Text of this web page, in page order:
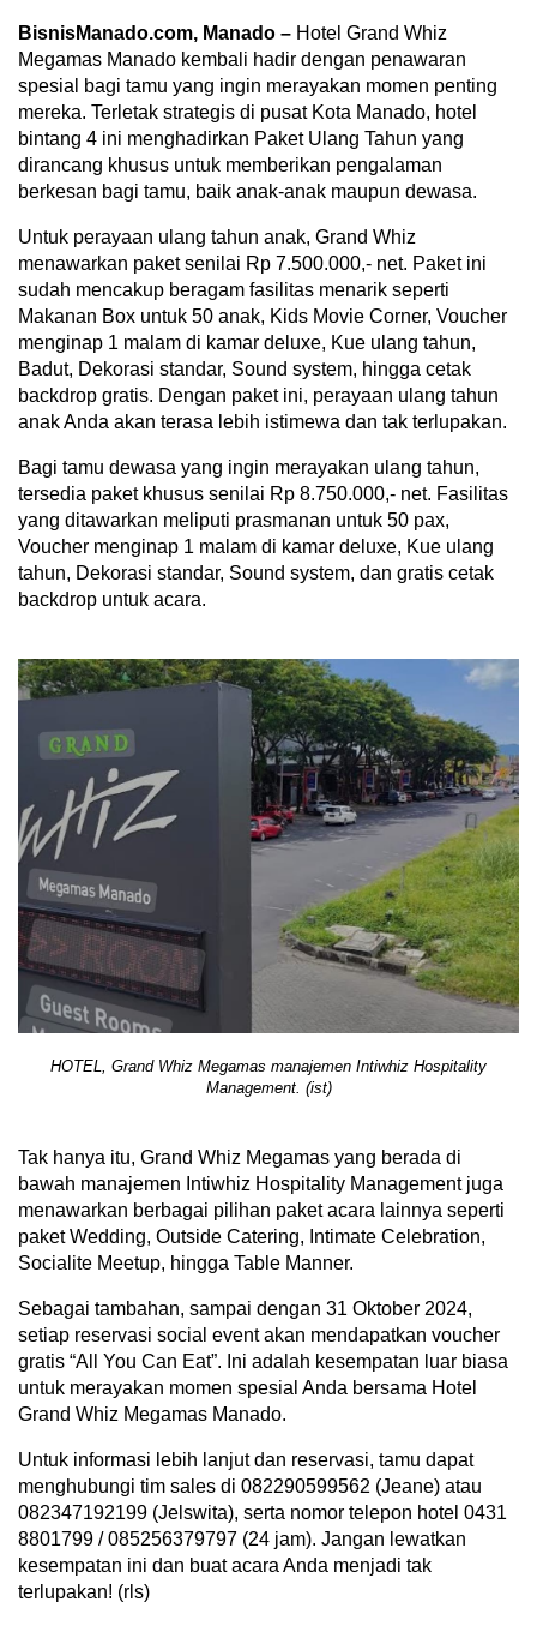
BisnisManado.com, Manado – Hotel Grand Whiz
Megamas Manado kembali hadir dengan penawaran
spesial bagi tamu yang ingin merayakan momen penting
mereka. Terletak strategis di pusat Kota Manado, hotel
bintang 4 ini menghadirkan Paket Ulang Tahun yang
dirancang khusus untuk memberikan pengalaman
berkesan bagi tamu, baik anak-anak maupun dewasa.
Untuk perayaan ulang tahun anak, Grand Whiz
menawarkan paket senilai Rp 7.500.000,- net. Paket ini
sudah mencakup beragam fasilitas menarik seperti
Makanan Box untuk 50 anak, Kids Movie Corner, Voucher
menginap 1 malam di kamar deluxe, Kue ulang tahun,
Badut, Dekorasi standar, Sound system, hingga cetak
backdrop gratis. Dengan paket ini, perayaan ulang tahun
anak Anda akan terasa lebih istimewa dan tak terlupakan.
Bagi tamu dewasa yang ingin merayakan ulang tahun,
tersedia paket khusus senilai Rp 8.750.000,- net. Fasilitas
yang ditawarkan meliputi prasmanan untuk 50 pax,
Voucher menginap 1 malam di kamar deluxe, Kue ulang
tahun, Dekorasi standar, Sound system, dan gratis cetak
backdrop untuk acara.
HOTEL, Grand Whiz Megamas manajemen Intiwhiz Hospitality
Management. (ist)
Tak hanya itu, Grand Whiz Megamas yang berada di
bawah manajemen Intiwhiz Hospitality Management juga
menawarkan berbagai pilihan paket acara lainnya seperti
paket Wedding, Outside Catering, Intimate Celebration,
Socialite Meetup, hingga Table Manner.
Sebagai tambahan, sampai dengan 31 Oktober 2024,
setiap reservasi social event akan mendapatkan voucher
gratis “All You Can Eat”. Ini adalah kesempatan luar biasa
untuk merayakan momen spesial Anda bersama Hotel
Grand Whiz Megamas Manado.
Untuk informasi lebih lanjut dan reservasi, tamu dapat
menghubungi tim sales di 082290599562 (Jeane) atau
082347192199 (Jelswita), serta nomor telepon hotel 0431
8801799 / 085256379797 (24 jam). Jangan lewatkan
kesempatan ini dan buat acara Anda menjadi tak
terlupakan! (rls)